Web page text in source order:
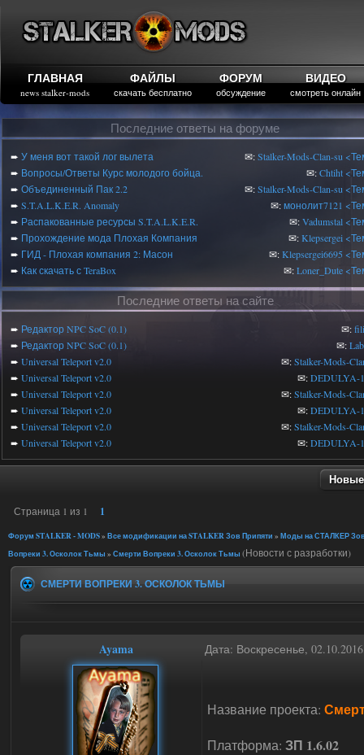
ГЛАВНАЯ
news stalker-mods
ФАЙЛЫ
скачать бесплатно
ФОРУМ
обсуждение
ВИДЕО
смотреть онлайн
Последние ответы на форуме
➨ У меня вот такой лог вылета ✉:Stalker-Mods-Clan-su
➨ Вопросы/Ответы Курс молодого бойца. ✉:Chtiht
➨ Объединенный Пак 2.2 ✉:Stalker-Mods-Clan-su
➨ S.T.A.L.K.E.R. Anomaly ✉:монолит7121
➨ Распакованные ресурсы S.T.A.L.K.E.R. ✉:Vadumstal
➨ Прохождение мода Плохая Компания ✉:Klepsergei
➨ ГИД - Плохая компания 2: Масон ✉:Klepsergei6695
➨ Как скачать с TeraBox ✉:Loner_Dute
Последние ответы на сайте
➨ Редактор NPC SoC (0.1) ✉:
➨ Редактор NPC SoC (0.1) ✉:
➨ Universal Teleport v2.0 ✉:Stalker-Mods-
➨ Universal Teleport v2.0 ✉:DEDULYA-
➨ Universal Teleport v2.0 ✉:Stalker-Mods-
➨ Universal Teleport v2.0 ✉:DEDULYA-
➨ Universal Teleport v2.0 ✉:Stalker-Mods-
➨ Universal Teleport v2.0 ✉:DEDULYA-
Страница 1 из 1 1
Форум STALKER - MODS» Все модификации на STALKER Зов Припяти » Моды на СТАЛКЕР
Вопреки 3. Осколок Тьмы » Смерти Вопреки 3. Осколок Тьмы (Новости с разработки)
СМЕРТИ ВОПРЕКИ 3. ОСКОЛОК ТЬМЫ
Ayama Дата: Воскресенье,
Название проекта:
Платформа: ЗП 1.6.02